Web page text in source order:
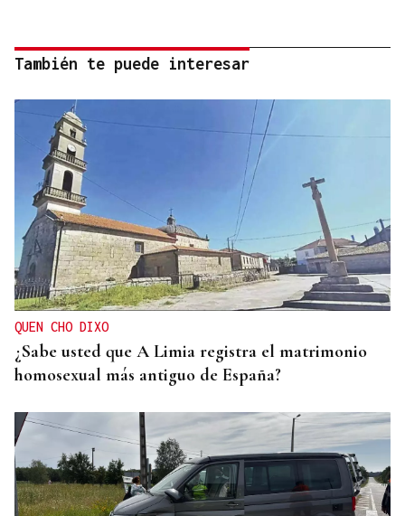
También te puede interesar
QUEN CHO DIXO
¿Sabe usted que A Limia registra el matrimonio
homosexual más antiguo de España?